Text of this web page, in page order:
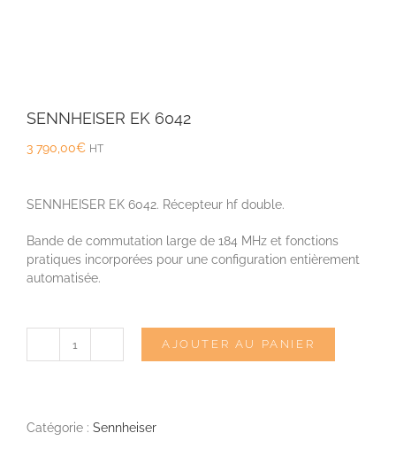
SENNHEISER EK 6042
3 790,00€ HT
SENNHEISER EK 6042. Récepteur hf double.
Bande de commutation large de 184 MHz et fonctions
pratiques incorporées pour une configuration entièrement
automatisée.
quantité
6042
AJOUTER AU PANIER
Catégorie : Sennheiser